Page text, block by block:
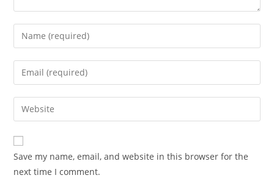
Save my name, email, and website in this browser for the
next time I comment.